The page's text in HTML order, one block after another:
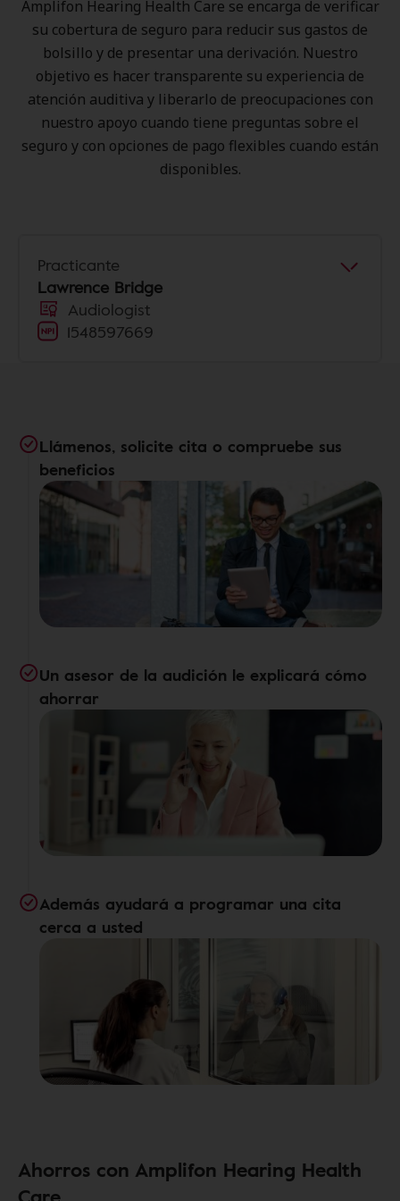
Amplifon Hearing Health Care se encarga de verificar
su cobertura de seguro para reducir sus gastos de
bolsillo y de presentar una derivación. Nuestro
objetivo es hacer transparente su experiencia de
atención auditiva y liberarlo de preocupaciones con
nuestro apoyo cuando tiene preguntas sobre el
seguro y con opciones de pago flexibles cuando están
disponibles.
Practicante
Lawrence Bridge
Audiologist
1548597669
Llámenos, solicite cita o compruebe sus
beneficios
Un asesor de la audición le explicará cómo
ahorrar
Además ayudará a programar una cita
cerca a usted
Ahorros con Amplifon Hearing Health